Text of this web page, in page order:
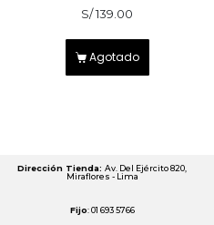
S/139.00
Agotado
Dirección Tienda: Av. Del Ejército 820,
Miraflores - Lima
Fijo: 01 693 5766